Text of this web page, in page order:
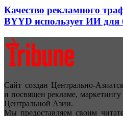
Качество рекламного
BYYD использует ИИ
Сайт создан Центрально-
и посвящен рекламе,
Центральной Азии.
Мы предоставляем своим